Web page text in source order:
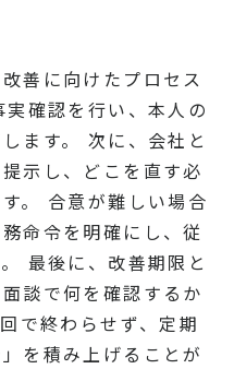
善に向けたプロセス
確認を行い、本人の
ます。 次に、会社と
示し、どこを直す必
。 合意が難しい場合
命令を明確にし、従
最後に、改善期限と
談で何を確認するか
で終わらせず、定期
を積み上げることが